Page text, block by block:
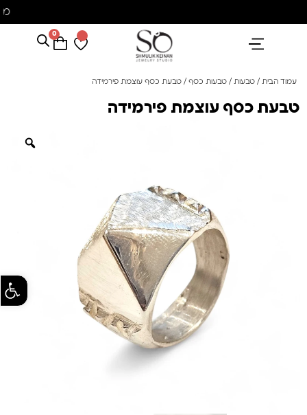
0
עמוד הבית / טבעות / טבעות כסף / טבעת כסף עוצמת פירמידה
טבעת כסף עוצמת פירמידה
פתח